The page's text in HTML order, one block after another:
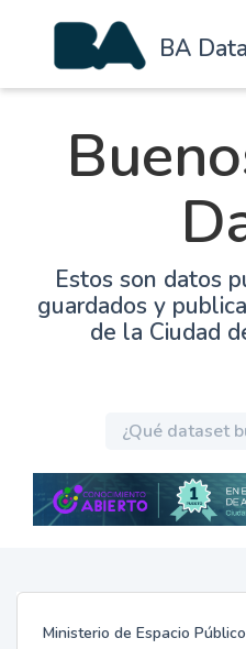
BA Data
Estos son datos
guardados y
de la Ciudad
Ministerio de Espacio